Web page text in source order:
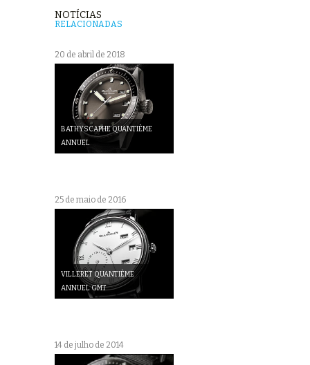
NOTÍCIAS
RELACIONADAS
20 de abril de 2018
BATHYSCAPHE QUANTIÈME
ANNUEL
25 de maio de 2016
VILLERET QUANTIÈME
ANNUEL GMT
14 de julho de 2014